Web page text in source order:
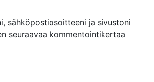
sähköpostiosoitteeni ja sivustoni
seuraavaa kommentointikertaa